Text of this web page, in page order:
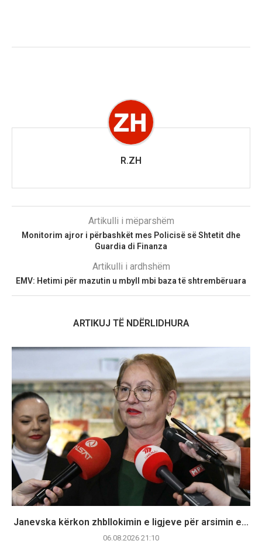
R.ZH
Artikulli i mëparshëm
Monitorim ajror i përbashkët mes Policisë së Shtetit dhe
Guardia di Finanza
Artikulli i ardhshëm
EMV: Hetimi për mazutin u mbyll mbi baza të shtrembëruara
ARTIKUJ TË NDËRLIDHURA
Janevska kërkon zhbllokimin e ligjeve për arsimin e...
06.08.2026 21:10